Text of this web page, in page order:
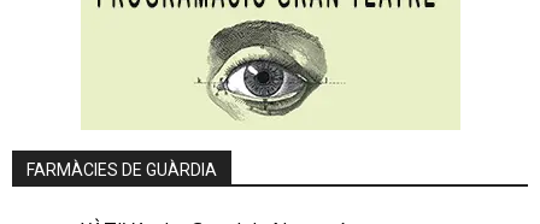
FARMÀCIES DE GUÀRDIA